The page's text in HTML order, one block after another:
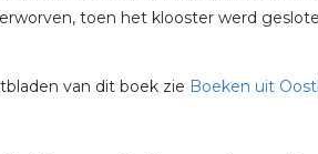
toen het klooster werd
van dit boek zie Boeken uit